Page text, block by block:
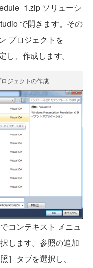
ソリューシ
で開きます。その
プロジェクトを
し、作成します。
ジェクトの作成
コンテキスト メニュ
します。参照の追加
］タブを選択し、